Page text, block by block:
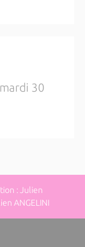
30
: Julien
ANGELINI